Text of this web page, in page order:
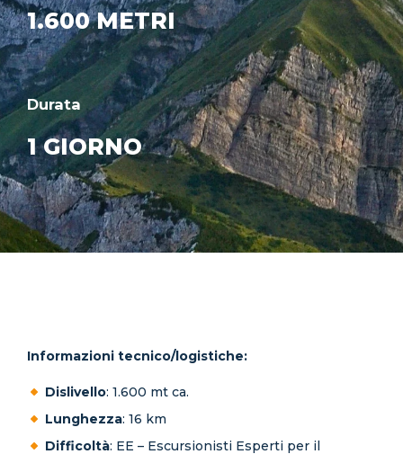
1.600 METRI
Durata
1 GIORNO
Informazioni tecnico/logistiche:
Dislivello: 1.600 mt ca.
Lunghezza: 16 km
Difficoltà: EE – Escursionisti Esperti per il